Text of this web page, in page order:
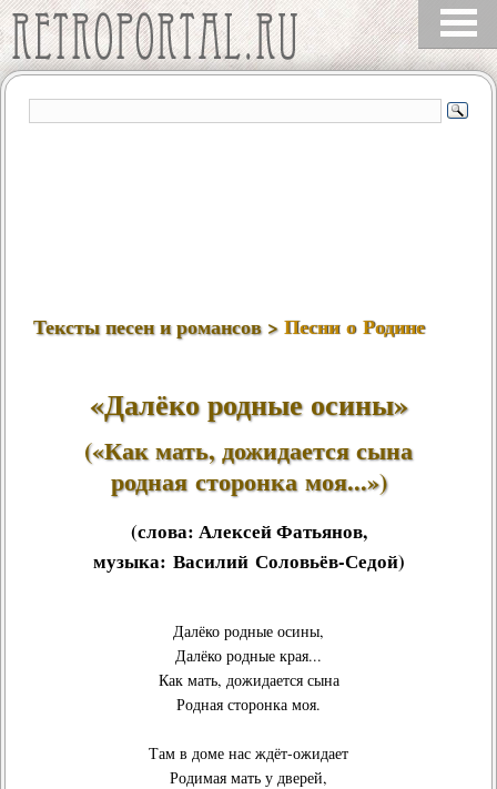
Тексты песен и романсов >Песни о Родине
«Далёко родные осины»
(«Как мать, дожидается сына
родная сторонка моя...»)
(слова: Алексей Фатьянов,
музыка: Василий Соловьёв-Седой)
Далёко родные осины,
Далёко родные края...
Как мать, дожидается сына
Родная сторонка моя.
Там в доме нас ждёт-ожидает
Родимая мать у дверей,